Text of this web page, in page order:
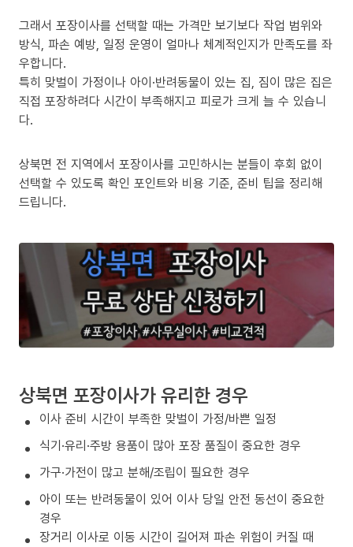
그래서 포장이사를 선택할 때는 가격만 보기보다 작업 범위와
방식, 파손 예방, 일정 운영이 얼마나 체계적인지가 만족도를 좌
우합니다.
특히 맞벌이 가정이나 아이·반려동물이 있는 집, 짐이 많은 집은
직접 포장하려다 시간이 부족해지고 피로가 크게 늘 수 있습니
다.
상북면 전 지역에서 포장이사를 고민하시는 분들이 후회 없이
선택할 수 있도록 확인 포인트와 비용 기준, 준비 팁을 정리해
드립니다.
상북면 포장이사가 유리한 경우
이사 준비 시간이 부족한 맞벌이 가정/바쁜 일정
식기·유리·주방 용품이 많아 포장 품질이 중요한 경우
가구·가전이 많고 분해/조립이 필요한 경우
아이 또는 반려동물이 있어 이사 당일 안전 동선이 중요한
경우
장거리 이사로 이동 시간이 길어져 파손 위험이 커질 때